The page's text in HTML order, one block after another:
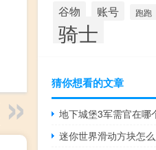
谷物 账号 跑跑
骑士
猜你想看的文章
地下城堡3军需官在哪
迷你世界滑动方块怎